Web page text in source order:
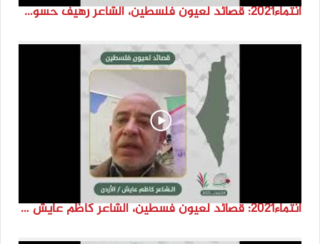
انتماء2021: قصائد لعيون فلسطين، الشاعر رهيف حسون، لبنان
انتماء2021: قصائد لعيون فسطين، الشاعر كاظم عايش ،الاردن